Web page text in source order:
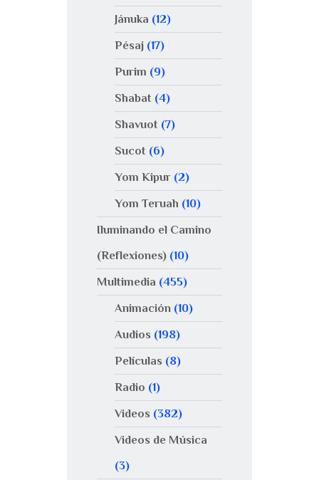
Jánuka (12)
Pésaj(17)
Purim (9)
Shabat (4)
Shavuot (7)
Sucot (6)
Yom Kipur(2)
Yom Teruah (10)
Iluminando el Camino
(Reflexiones) (10)
Multimedia (455)
Animación(10)
Audios (198)
Películas (8)
Radio (1)
Videos (382)
Videos de Música
(3)